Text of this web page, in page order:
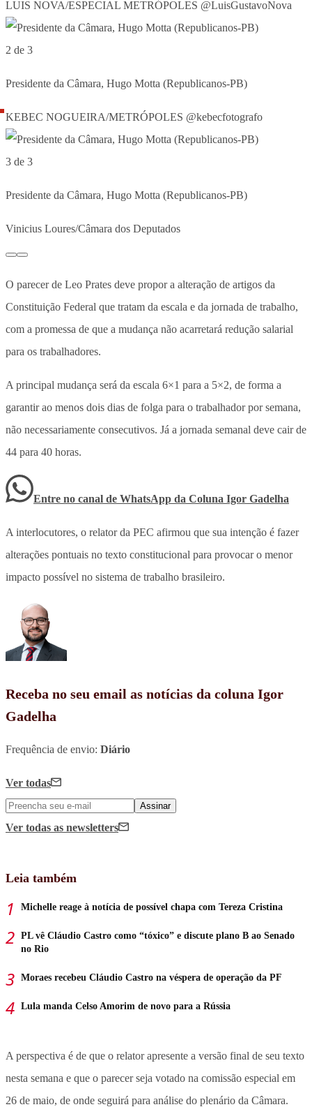
LUIS NOVA/ESPECIAL METRÓPOLES @LuisGustavoNova
2 de 3
Presidente da Câmara, Hugo Motta (Republicanos-PB)
KEBEC NOGUEIRA/METRÓPOLES @kebecfotografo
3 de 3
Presidente da Câmara, Hugo Motta (Republicanos-PB)
Vinicius Loures/Câmara dos Deputados
O parecer de Leo Prates deve propor a alteração de artigos da
Constituição Federal que tratam da escala e da jornada de trabalho,
com a promessa de que a mudança não acarretará redução salarial
para os trabalhadores.
A principal mudança será da escala 6×1 para a 5×2, de forma a
garantir ao menos dois dias de folga para o trabalhador por semana,
não necessariamente consecutivos. Já a jornada semanal deve cair de
44 para 40 horas.
Entre no canal de WhatsApp da Coluna Igor Gadelha
A interlocutores, o relator da PEC afirmou que sua intenção é fazer
alterações pontuais no texto constitucional para provocar o menor
impacto possível no sistema de trabalho brasileiro.
Receba no seu email as notícias da coluna Igor
Gadelha
Frequência de envio: Diário
Ver todas
Assinar
Ver todas as newsletters
Leia também
Michelle reage à notícia de possível chapa com Tereza Cristina
PL vê Cláudio Castro como “tóxico” e discute plano B ao Senado
no Rio
Moraes recebeu Cláudio Castro na véspera de operação da PF
Lula manda Celso Amorim de novo para a Rússia
A perspectiva é de que o relator apresente a versão final de seu texto
nesta semana e que o parecer seja votado na comissão especial em
26 de maio, de onde seguirá para análise do plenário da Câmara.